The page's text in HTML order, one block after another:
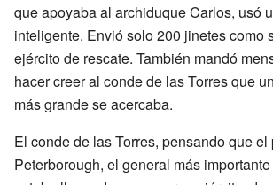
que apoyaba al archiduque Carlos, usó
inteligente. Envió solo 200 jinetes como
ejército de rescate. También mandó
hacer creer al conde de las Torres que
más grande se acercaba.
El conde de las Torres, pensando que el
Peterborough, el general más